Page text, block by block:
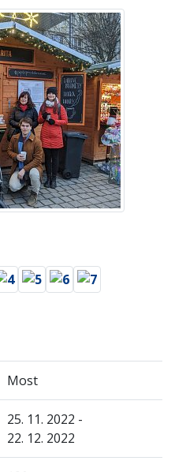
Most
25. 11. 2022 -
22. 12. 2022